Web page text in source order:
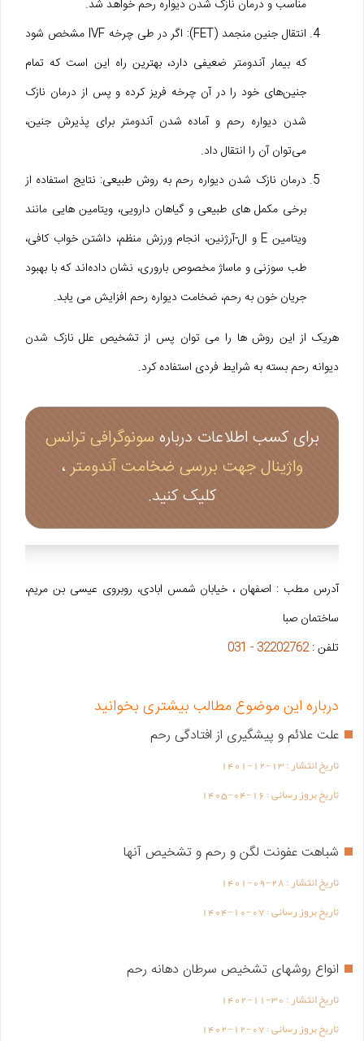
مناسب و درمان نازک شدن دیواره رحم خواهد شد.
انتقال جنین منجمد (FET): اگر در طی چرخه IVF مشخص شود
که بیمار آندومتر ضعیفی دارد، بهترین راه این است که تمام
جنین‌های خود را در آن چرخه فریز کرده و پس از درمان نازک
شدن دیواره رحم و آماده شدن آندومتر برای پذیرش جنین،
می‌توان آن را انتقال داد.
درمان نازک شدن دیواره رحم به روش طبیعی: نتایج استفاده از
برخی مکمل ‌های طبیعی و گیاهان دارویی، ویتامین ‌هایی مانند
ویتامین E و ال-آرژنین‌، انجام ورزش منظم‌، داشتن خواب کافی،
طب سوزنی و ماساژ مخصوص باروری، نشان داده‌اند که با بهبود
جریان خون به رحم، ضخامت دیواره رحم افزایش می یابد.
هریک از این روش ها را می توان پس از تشخیص علل نازک شدن
دیوانه رحم بسته به شرایط فردی استفاده کرد.
برای کسب اطلاعات درباره سونوگرافی ترانس
واژینال جهت بررسی ضخامت آندومتر ،
کلیک کنید.
آدرس مطب : اصفهان ، خیابان شمس ابادی، روبروی عیسی بن مریم،
ساختمان صبا
تلفن :32202762 - 031
درباره این موضوع مطالب بیشتری بخوانید
علت علائم و پیشگیری از افتادگی رحم
تاریخ انتشار :1401-12-13
تاریخ بروز رسانی :1405-04-16
شباهت عفونت لگن و رحم و تشخیص آنها
تاریخ انتشار :1401-09-28
تاریخ بروز رسانی :1404-10-07
انواع روشهای تشخیص سرطان دهانه رحم
تاریخ انتشار :1402-11-30
تاریخ بروز رسانی :1402-12-07